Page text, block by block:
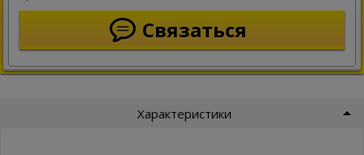
Связаться
Характеристики